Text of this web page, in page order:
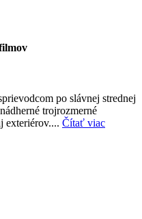
po slávnej strednej
trojrozmerné
exteriérov.... Čítať viac